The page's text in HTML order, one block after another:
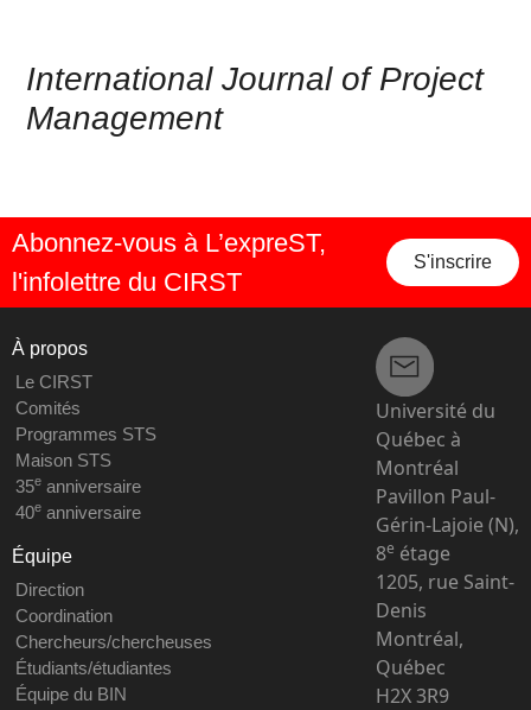
International Journal of Project
Management
Abonnez-vous à L’expreST,
l'infolettre du CIRST
S'inscrire
À propos
Le CIRST
Comités
Programmes STS
Maison STS
35eanniversaire
40eanniversaire
Équipe
Direction
Coordination
Chercheurs/chercheuses
Étudiants/étudiantes
Équipe du BIN
Université du
Québec à
Montréal
Pavillon Paul-
Gérin-Lajoie (N),
8e étage
1205, rue Saint-
Denis
Montréal,
Québec
H2X 3R9